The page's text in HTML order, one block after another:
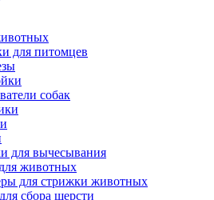
для питомцев
собак
для вычесывания
животных
для стрижки животных
сбора шерсти